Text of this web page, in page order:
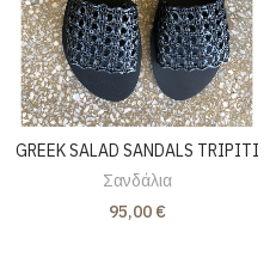
GREEK SALAD SANDALS TRIPITI
Σανδάλια
95,00 €